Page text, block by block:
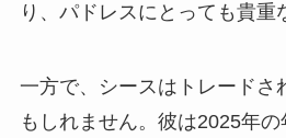
り、パドレスにとっても貴重
一方で、シースはトレードさ
もしれません。彼は2025年